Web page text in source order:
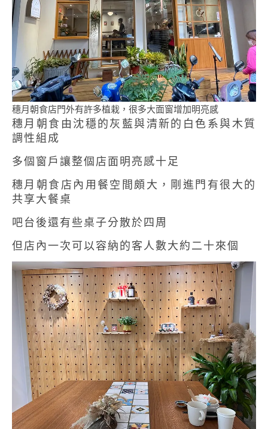
穗月朝食店門外有許多植栽，很多大面窗增加明亮感
穗月朝食由沈穩的灰藍與清新的白色系與木質
調性組成
多個窗戶讓整個店面明亮感十足
穗月朝食店內用餐空間頗大，剛進門有很大的
共享大餐桌
吧台後還有些桌子分散於四周
但店內一次可以容納的客人數大約二十來個